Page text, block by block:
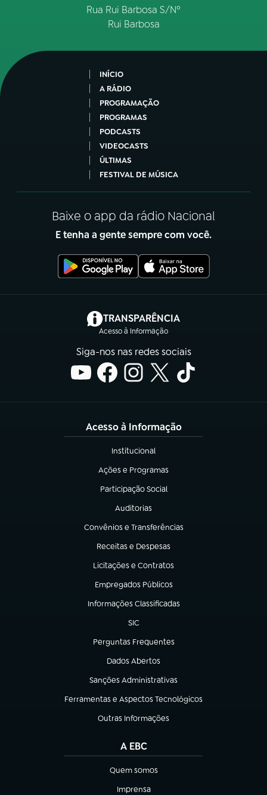
Rua Rui Barbosa S/Nº
Rui Barbosa
INÍCIO
A RÁDIO
PROGRAMAÇÃO
PROGRAMAS
PODCASTS
VIDEOCASTS
ÚLTIMAS
FESTIVAL DE MÚSICA
Baixe o app da rádio Nacional
E tenha a gente sempre com você.
TRANSPARÊNCIA
Acesso à Informação
(abre em nova aba)
Siga-nos nas redes sociais
Acesso à Informação
Institucional
(abre em nova aba)
Ações e Programas
(abre em nova aba)
Participação Social
(abre em nova aba)
Auditorias
(abre em nova aba)
Convênios e Transferências
(abre em nova aba)
Receitas e Despesas
(abre em nova aba)
Licitações e Contratos
(abre em nova aba)
Empregados Públicos
(abre em nova aba)
Informações Classificadas
(abre em nova aba)
SIC
(abre em nova aba)
Perguntas Frequentes
(abre em nova aba)
Dados Abertos
(abre em nova aba)
Sanções Administrativas
(abre em nova aba)
Ferramentas e Aspectos Tecnológicos
(abre em nova aba)
Outras Informações
(abre em nova aba)
A EBC
Quem somos
(abre em nova aba)
Imprensa
(abre em nova aba)